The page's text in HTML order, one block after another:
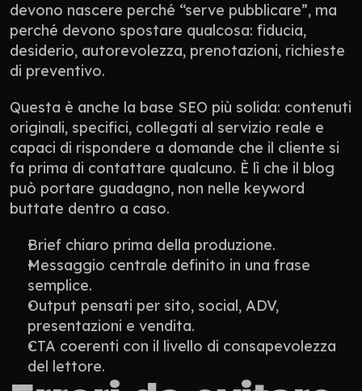
devono nascere perché “serve pubblicare”, ma
perché devono spostare qualcosa: fiducia,
desiderio, autorevolezza, prenotazioni, richieste
di preventivo.
Questa è anche la base SEO più solida: contenuti
originali, specifici, collegati al servizio reale e
capaci di rispondere a domande che il cliente si
fa prima di contattare qualcuno. È lì che il blog
può portare guadagno, non nelle keyword
buttate dentro a caso.
Brief chiaro prima della produzione.
Messaggio centrale definito in una frase
semplice.
Output pensati per sito, social, ADV,
presentazioni e vendita.
CTA coerenti con il livello di consapevolezza
del lettore.